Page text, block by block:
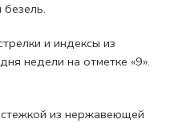
и индексы из
недели на отметке «9».
из нержавеющей